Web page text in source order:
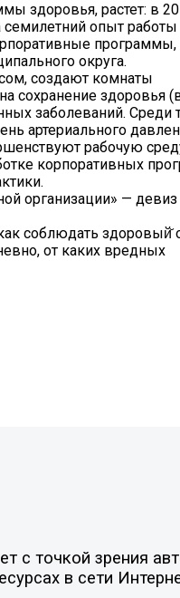
здоровья, растет: в
семилетний опыт работы
программы,
округа.
создают комнаты
сохранение здоровья
заболеваний. Среди
артериального
рабочую
корпоративных
организации» — девиз
соблюдать здоровый̆
от каких вредных
точкой зрения
в сети